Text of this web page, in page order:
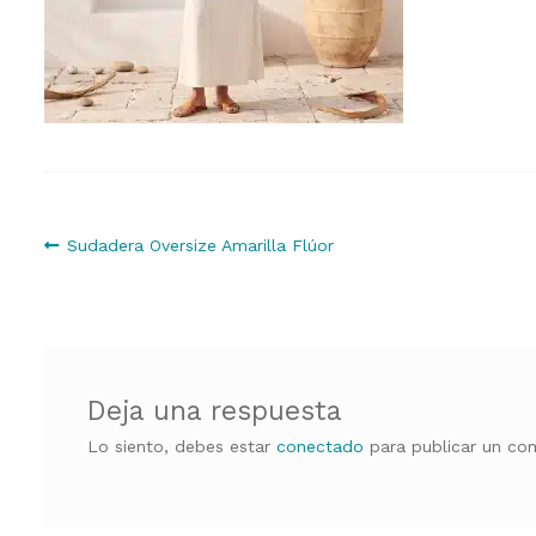
Navegación
Anterior:
Sudadera Oversize Amarilla Flúor
Deja una respuesta
Lo siento, debes estarconectado para publicar un